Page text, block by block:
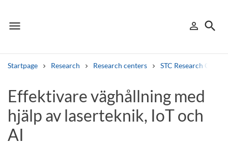
menu
Menu person_outline
Sign in
search
Startpage Research Research centers STC Research Centre
Other search services
Effektivare väghållning med
hjälp av laserteknik, IoT och
AI